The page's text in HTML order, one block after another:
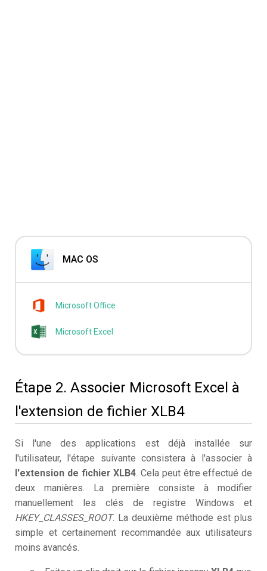
MAC OS
Microsoft Office
Microsoft Excel
Étape 2. Associer Microsoft Excel à
l'extension de fichier XLB4
Si l'une des applications est déjà installée sur
l'utilisateur, l'étape suivante consistera à l'associer à
l'extension de fichier XLB4. Cela peut être effectué de
deux manières. La première consiste à modifier
manuellement les clés de registre Windows et
HKEY_CLASSES_ROOT. La deuxième méthode est plus
simple et certainement recommandée aux utilisateurs
moins avancés.